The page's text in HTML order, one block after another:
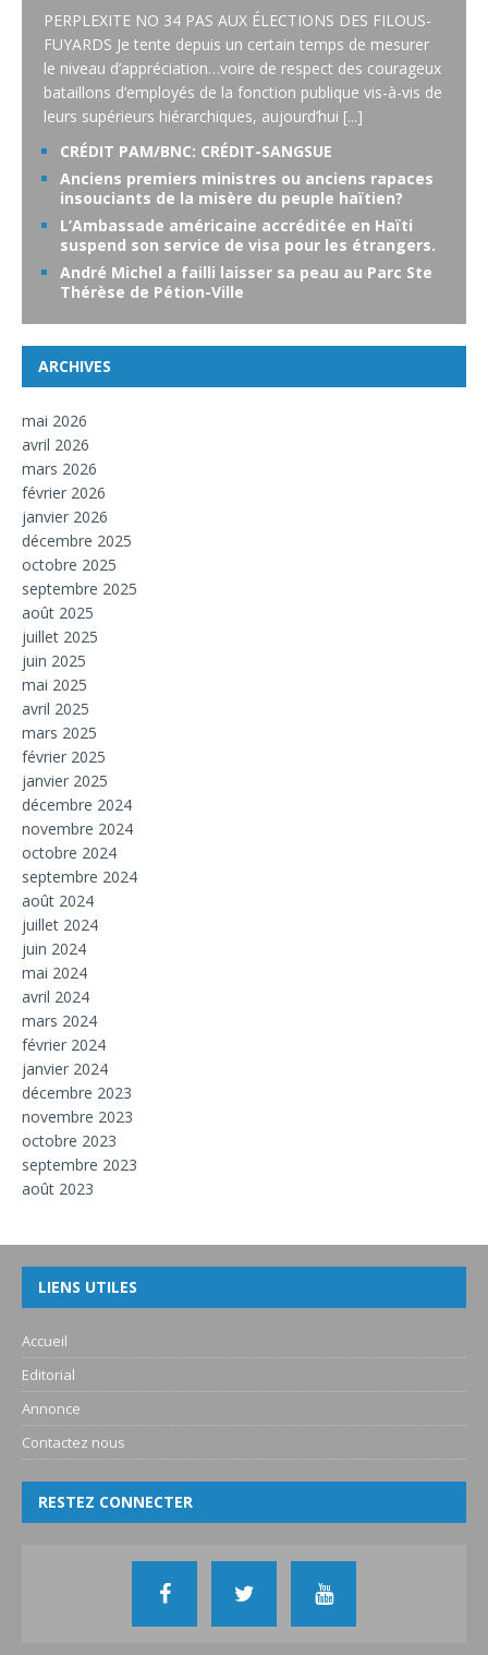
PERPLEXITE NO 34 PAS AUX ÉLECTIONS DES FILOUS-
FUYARDS Je tente depuis un certain temps de mesurer
le niveau d’appréciation…voire de respect des courageux
bataillons d’employés de la fonction publique vis-à-vis de
leurs supérieurs hiérarchiques, aujourd’hui [...]
CRÉDIT PAM/BNC: CRÉDIT-SANGSUE
Anciens premiers ministres ou anciens rapaces
insouciants de la misère du peuple haïtien?
L’Ambassade américaine accréditée en Haïti
suspend son service de visa pour les étrangers.
André Michel a failli laisser sa peau au Parc Ste
Thérèse de Pétion-Ville
ARCHIVES
mai 2026
avril 2026
mars 2026
février 2026
janvier 2026
décembre 2025
octobre 2025
septembre 2025
août 2025
juillet 2025
juin 2025
mai 2025
avril 2025
mars 2025
février 2025
janvier 2025
décembre 2024
novembre 2024
octobre 2024
septembre 2024
août 2024
juillet 2024
juin 2024
mai 2024
avril 2024
mars 2024
février 2024
janvier 2024
décembre 2023
novembre 2023
octobre 2023
septembre 2023
août 2023
LIENS UTILES
Accueil
Editorial
Annonce
Contactez nous
RESTEZ CONNECTER